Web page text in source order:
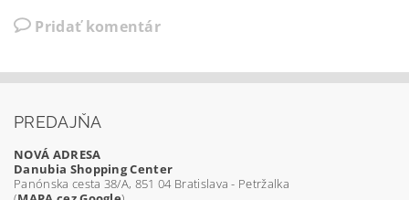
Pridať komentár
PREDAJŇA
NOVÁ ADRESA
Danubia Shopping Center
Panónska cesta 38/A, 851 04 Bratislava - Petržalka